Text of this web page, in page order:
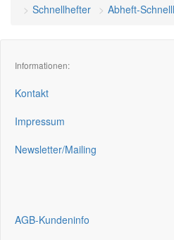
Schnellhefter
Abheft-
Informationen:
Kontakt
Impressum
Newsletter/Mailing
AGB-Kundeninfo